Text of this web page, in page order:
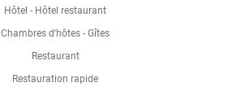
Hôtel - Hôtel restaurant
Chambres d'hôtes - Gîtes
Restaurant
Restauration rapide